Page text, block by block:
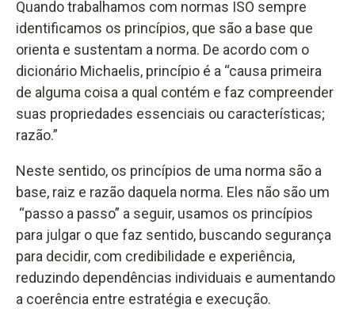
Quando trabalhamos com normas ISO sempre
identificamos os princípios, que são a base que
orienta e sustentam a norma. De acordo com o
dicionário Michaelis, princípio é a “causa primeira
de alguma coisa a qual contém e faz compreender
suas propriedades essenciais ou características;
razão.”
Neste sentido, os princípios de uma norma são a
base, raiz e razão daquela norma. Eles não são um
“passo a passo” a seguir, usamos os princípios
para julgar o que faz sentido, buscando segurança
para decidir, com credibilidade e experiência,
reduzindo dependências individuais e aumentando
a coerência entre estratégia e execução.